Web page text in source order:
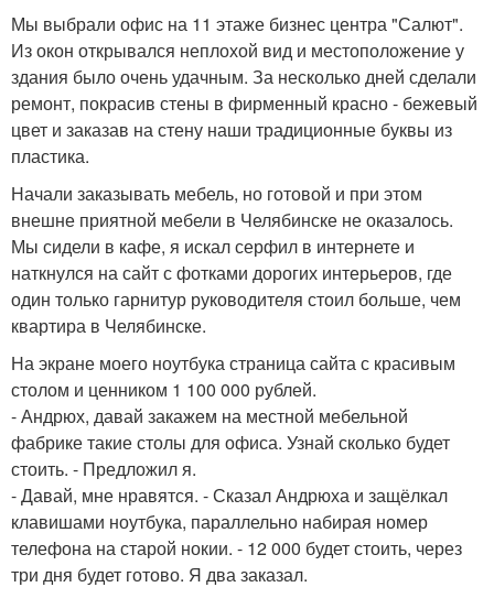
Мы выбрали офис на 11 этаже бизнес центра "Салют".
Из окон открывался неплохой вид и местоположение у
здания было очень удачным. За несколько дней сделали
ремонт, покрасив стены в фирменный красно - бежевый
цвет и заказав на стену наши традиционные буквы из
пластика.
Начали заказывать мебель, но готовой и при этом
внешне приятной мебели в Челябинске не оказалось.
Мы сидели в кафе, я искал серфил в интернете и
наткнулся на сайт с фотками дорогих интерьеров, где
один только гарнитур руководителя стоил больше, чем
квартира в Челябинске.
На экране моего ноутбука страница сайта с красивым
столом и ценником 1 100 000 рублей.
- Андрюх, давай закажем на местной мебельной
фабрике такие столы для офиса. Узнай сколько будет
стоить. - Предложил я.
- Давай, мне нравятся. - Сказал Андрюха и защёлкал
клавишами ноутбука, параллельно набирая номер
телефона на старой нокии. - 12 000 будет стоить, через
три дня будет готово. Я два заказал.